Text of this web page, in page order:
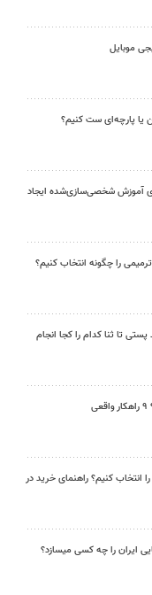
موبایل
یا پارچه‌ای ست کنیم؟
آموزش شخصی‌سازی‌شده ایجاد
را چگونه انتخاب کنیم؟
تا ثنا کدام را کجا انجام
انتخاب کنیم؟ راهنمای خرید در
ایران را چه کسی میسازد؟